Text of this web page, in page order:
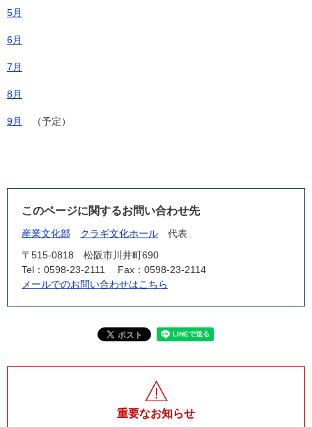
5月
6月
7月
8月
9月 （予定）
このページに関するお問い合わせ先
産業文化部 クラギ文化ホール
代表
〒515-0818
松阪市川井町690
Tel：0598-23-2111
Fax：0598-23-2114
メールでのお問い合わせはこちら
重要なお知らせ